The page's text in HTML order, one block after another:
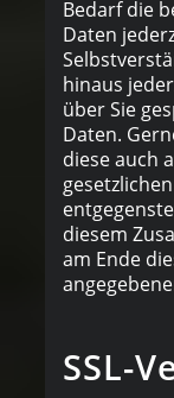
Bedarf die
Daten
hinaus
über Sie
Daten.
diese auch
diesem
am Ende
SSL-